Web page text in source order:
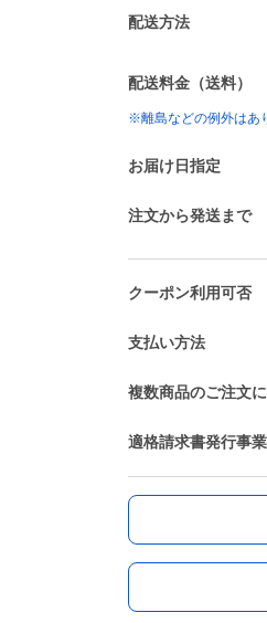
配送方法
配送料金（送料）
※離島などの例外はあ
お届け日指定
注文から発送まで
クーポン利用可否
支払い方法
複数商品のご注文
適格請求書発行事